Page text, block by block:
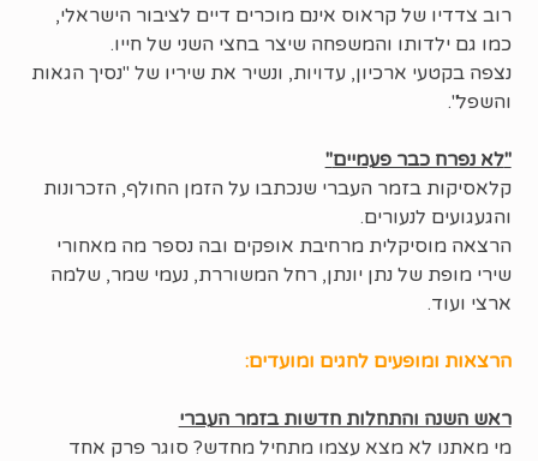
רוב צדדיו של קראוס אינם מוכרים דיים לציבור הישראלי,
כמו גם ילדותו והמשפחה שיצר בחצי השני של חייו.
נצפה בקטעי ארכיון, עדויות, ונשיר את שיריו של "נסיך הגאות
והשפל".
"לא נפרח כבר פעמיים"
קלאסיקות בזמר העברי שנכתבו על הזמן החולף, הזכרונות
והגעגועים לנעורים.
הרצאה מוסיקלית מרחיבת אופקים ובה נספר מה מאחורי
שירי מופת של נתן יונתן, רחל המשוררת, נעמי שמר, שלמה
ארצי ועוד.
הרצאות ומופעים לחגים ומועדים:
ראש השנה והתחלות חדשות בזמר העברי
מי מאתנו לא מצא עצמו מתחיל מחדש? סוגר פרק אחד